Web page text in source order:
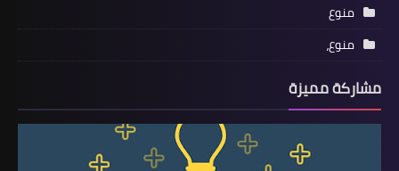
منوع
منوع،
مشاركة مميزة